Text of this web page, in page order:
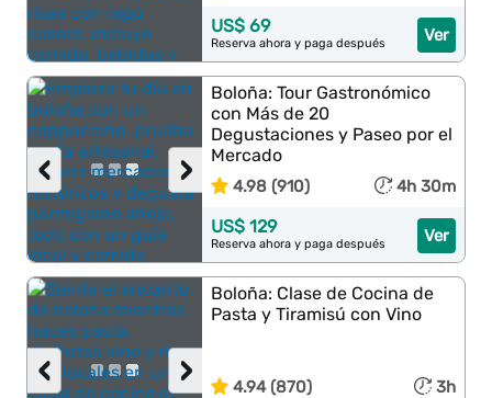
Ver
US$ 69
Reserva ahora y paga después
›
‹
Boloña: Tour Gastronómico
con Más de 20
Degustaciones y Paseo por el
Mercado
4.98 (910) 4h 30m
Ver
US$ 129
Reserva ahora y paga después
›
‹
Boloña: Clase de Cocina de
Pasta y Tiramisú con Vino
4.94 (870) 3h